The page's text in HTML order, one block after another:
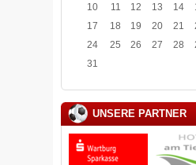
10
11 12 13 14
17
18 19 20 21
24
25 26 27 28
31
UNSERE PARTNER